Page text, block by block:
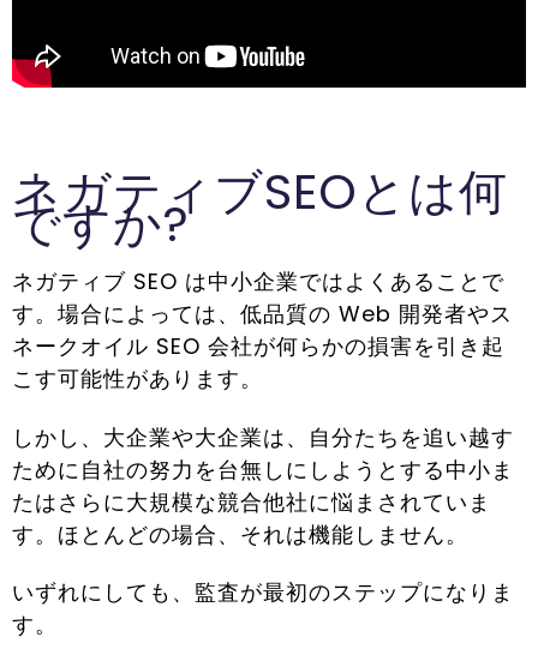
ネガティブSEOとは何
ですか?
ネガティブ SEO は中小企業ではよくあることで
す。場合によっては、低品質の Web 開発者やス
ネークオイル SEO 会社が何らかの損害を引き起
こす可能性があります。
しかし、大企業や大企業は、自分たちを追い越す
ために自社の努力を台無しにしようとする中小ま
たはさらに大規模な競合他社に悩まされていま
す。ほとんどの場合、それは機能しません。
いずれにしても、監査が最初のステップになりま
す。